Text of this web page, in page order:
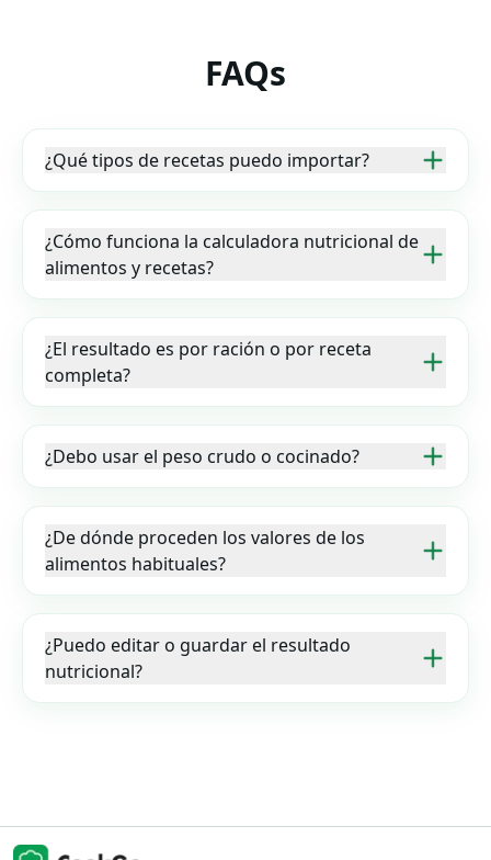
FAQs
¿Qué tipos de recetas puedo importar?
¿Cómo funciona la calculadora nutricional de
alimentos y recetas?
¿El resultado es por ración o por receta
completa?
¿Debo usar el peso crudo o cocinado?
¿De dónde proceden los valores de los
alimentos habituales?
¿Puedo editar o guardar el resultado
nutricional?